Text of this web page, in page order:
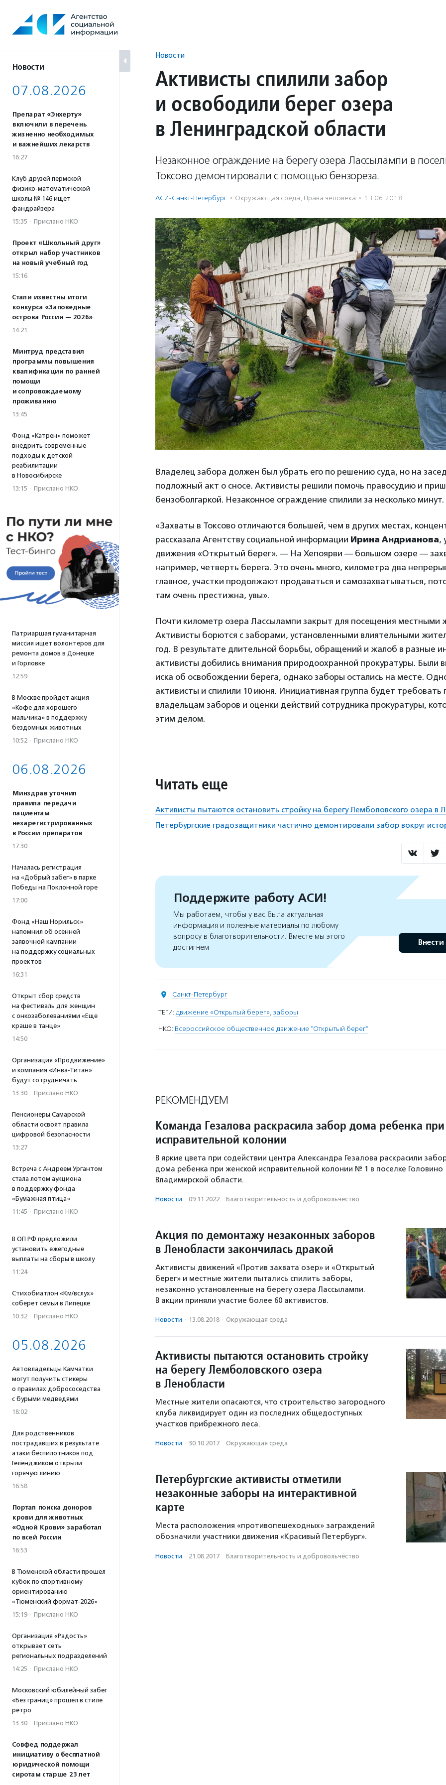
содержанию
Новости
07.08.2026
Препарат «Энхерту»
включили в перечень
жизненно необходимых
и важнейших лекарств
16:27
Клуб друзей пермской
физико-математической
школы № 146 ищет
фандрайзера
15:35 · Прислано НКО
Проект «Школьный друг»
открыл набор участников
на новый учебный год
15:16
Стали известны итоги
конкурса «Заповедные
острова России — 2026»
14:21
Минтруд представил
программы повышения
квалификации по ранней
помощи
и сопровождаемому
проживанию
13:45
Фонд «Катрен» поможет
внедрить современные
подходы к детской
реабилитации
в Новосибирске
13:15 · Прислано НКО
Патриаршая гуманитарная
миссия ищет волонтеров для
ремонта домов в Донецке
и Горловке
12:59
В Москве пройдет акция
«Кофе для хорошего
мальчика» в поддержку
бездомных животных
10:52 · Прислано НКО
06.08.2026
Минздрав уточнил
правила передачи
пациентам
незарегистрированных
в России препаратов
17:30
Началась регистрация
на «Добрый забег» в парке
Победы на Поклонной горе
17:00
Фонд «Наш Норильск»
напомнил об осенней
заявочной кампании
на поддержку социальных
проектов
16:31
Открыт сбор средств
на фестиваль для женщин
с онкозаболеваниями «Еще
краше в танце»
14:50
Организация «Продвижение»
и компания «Инва-Титан»
будут сотрудничать
13:30 · Прислано НКО
Пенсионеры Самарской
области освоят правила
цифровой безопасности
13:27
Встреча с Андреем Ургантом
стала лотом аукциона
в поддержку фонда
«Бумажная птица»
11:45 · Прислано НКО
В ОП РФ предложили
установить ежегодные
выплаты на сборы в школу
11:24
Стихобиатлон «Км/вслух»
соберет семьи в Липецке
10:32 · Прислано НКО
05.08.2026
Автовладельцы Камчатки
могут получить стикеры
о правилах добрососедства
с бурыми медведями
18:02
Для родственников
пострадавших в результате
атаки беспилотников под
Геленджиком открыли
горячую линию
16:58
Портал поиска доноров
крови для животных
«Одной Крови» заработал
по всей России
16:53
В Тюменской области прошел
кубок по спортивному
ориентированию
«Тюменский формат-2026»
15:19 · Прислано НКО
Организация «Радость»
открывает сеть
региональных подразделений
14:25 · Прислано НКО
Московский юбилейный забег
«Без границ» прошел в стиле
ретро
13:30 · Прислано НКО
Совфед поддержал
инициативу о бесплатной
юридической помощи
сиротам старше 23 лет
Новости
Активисты спилили забор
и освободили берег озера
в Ленинградской области
Незаконное ограждение на берегу озера Лассылампи в
Токсово демонтировали с помощью бензореза.
АСИ-Санкт-Петербург · Окружающая среда, Права человека · 13.06.2018
Владелец забора должен был убрать его по решению суда, но на
подложный акт о сносе. Активисты решили помочь правосудию и
бензоболгаркой. Незаконное ограждение спилили за несколько минут.
«Захваты в Токсово отличаются большей, чем в других местах,
рассказала Агентству социальной информации Ирина Андрианова,
движения «Открытый берег». — На Хепоярви — большом озере —
например, четверть берега. Это очень много, километра два
главное, участки продолжают продаваться и самозахватываться,
там очень престижна, увы».
Почти километр озера Лассылампи закрыт для посещения местными
Активисты борются с заборами, установленными влиятельными
год. В результате длительной борьбы, обращений и жалоб в разные
активисты добились внимания природоохранной прокуратуры. Были
иска об освобождении берега, однако заборы остались на месте.
активисты и спилили 10 июня. Инициативная группа будет требовать
владельцам заборов и оценки действий сотрудника прокуратуры,
этим делом.
Читать еще
Активисты пытаются остановить стройку на берегу Лемболовского озера в
Петербургские градозащитники частично демонтировали забор вокруг
Поддержите работу АСИ!
Мы работаем, чтобы у вас была актуальная
информация и полезные материалы по любому
вопросу в благотворительности. Вместе мы этого
достигнем
Внести
Санкт-Петербург
ТЕГИ: движение «Открытый берег», заборы
НКО: Всероссийское общественное движение "Открытый берег"
РЕКОМЕНДУЕМ
Команда Гезалова раскрасила забор дома ребенка при
исправительной колонии
В яркие цвета при содействии центра Александра Гезалова раскрасили
дома ребенка при женской исправительной колонии № 1 в поселке Головино
Владимирской области.
Новости · 09.11.2022 · Благотвори­тель­ность и доброволь­чест­во
Акция по демонтажу незаконных заборов
в Ленобласти закончилась дракой
Активисты движений «Против захвата озер» и «Открытый
берег» и местные жители пытались спилить заборы,
незаконно установленные на берегу озера Лассылампи.
В акции приняли участие более 60 активистов.
Новости · 13.08.2018 · Окружающая среда
Активисты пытаются остановить стройку
на берегу Лемболовского озера
в Ленобласти
Местные жители опасаются, что строительство загородного
клуба ликвидирует один из последних общедоступных
участков прибрежного леса.
Новости · 30.10.2017 · Окружающая среда
Петербургские активисты отметили
незаконные заборы на интерактивной
карте
Места расположения «противопешеходных» заграждений
обозначили участники движения «Красивый Петербург».
Новости · 21.08.2017 · Благотвори­тель­ность и доброволь­чест­во